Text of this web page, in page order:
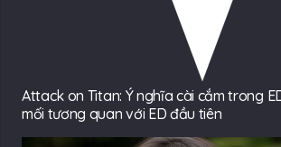
Attack on Titan: Ý nghĩa cài cắm trong
mối tương quan với ED đầu tiên